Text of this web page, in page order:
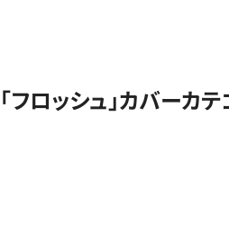
「フロッシュ」カバーカ